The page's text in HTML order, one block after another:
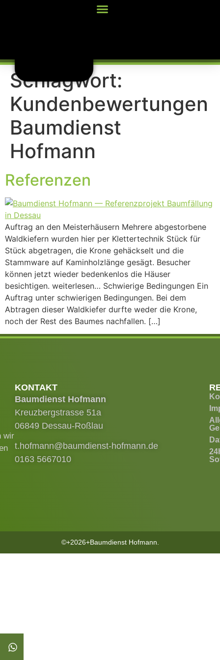
Schlagwort:
Kundenbewertungen
Baumdienst
Hofmann
Referenzen
Auftrag an den Meisterhäusern Mehrere abgestorbene
Waldkiefern wurden hier per Klettertechnik Stück für
Stück abgetragen, die Krone gehäckselt und die
Stammware auf Kaminholzlänge gesägt. Besucher
können jetzt wieder bedenkenlos die Häuser
besichtigen. weiterlesen… Schwierige Bedingungen Ein
Auftrag unter schwierigen Bedingungen. Bei dem
Abtragen dieser Waldkiefer durfte weder die Krone,
noch der Rest des Baumes nachfallen. […]
KONTAKT
Baumdienst Hofmann
Kreuzbergstrasse 51a
06849 Dessau-Roßlau
t.hofmann@baumdienst-hofmann.de
0163 5667010
wir
©+2026+Baumdienst Hofmann.